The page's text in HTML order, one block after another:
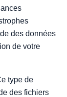
des données
de votre
type de
des fichiers